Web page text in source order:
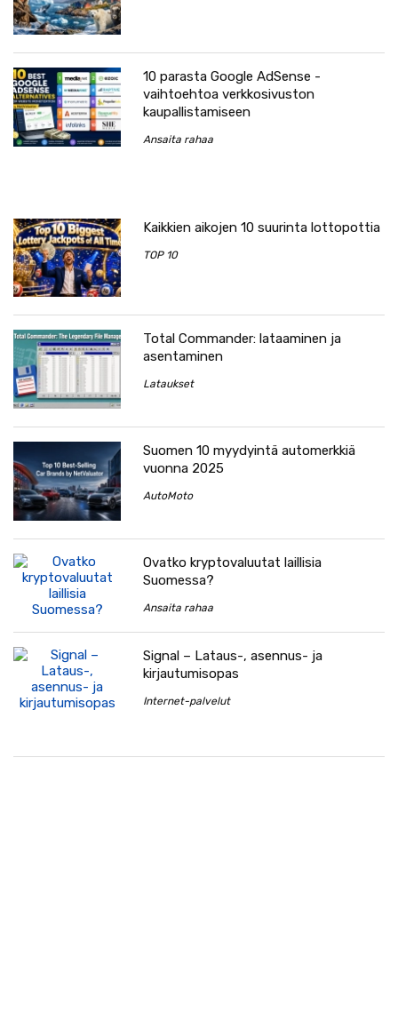
10 parasta Google AdSense -
vaihtoehtoa verkkosivuston
kaupallistamiseen
Ansaita rahaa
Kaikkien aikojen 10 suurinta lottopottia
TOP 10
Total Commander: lataaminen ja
asentaminen
Lataukset
Suomen 10 myydyintä automerkkiä
vuonna 2025
AutoMoto
Ovatko kryptovaluutat laillisia
Suomessa?
Ansaita rahaa
Signal – Lataus-, asennus- ja
kirjautumisopas
Internet-palvelut